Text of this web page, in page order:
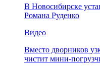
В Новосибирске
Романа Руденко
Видео
Вместо дворников
чистит мини-